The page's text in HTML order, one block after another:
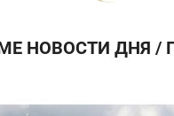
НОВОСТИ ДНЯ /